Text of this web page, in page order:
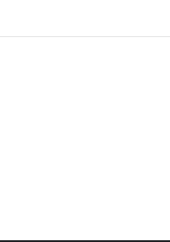
et Ghezali en finale